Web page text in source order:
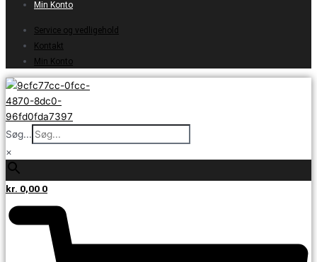
Min Konto
Service og vedligehold
Kontakt
Min Konto
Søg...
×
kr. 0,00 0